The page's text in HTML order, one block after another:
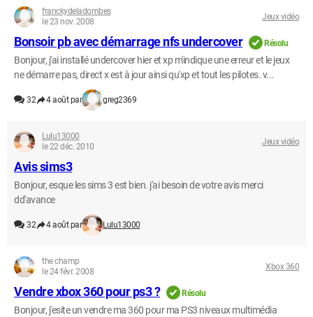
franckydeladombes
le 23 nov. 2008
Jeux vidéo
Bonsoir pb avec démarrage nfs undercover Résolu
Bonjour, j'ai installé undercover hier et xp m'indique une erreur et le jeux
ne démarre pas, direct x est à jour ainsi qu'xp et tout les pilotes. v...
32 4 août par greg2369
Lulu13000
le 22 déc. 2010
Jeux vidéo
Avis sims3
Bonjour, esque les sims 3 est bien. j'ai besoin de votre avis merci
dd'avance
32 4 août par Lulu13000
the champ
le 24 févr. 2008
Xbox 360
Vendre xbox 360 pour ps3 ? Résolu
Bonjour, j'esite un vendre ma 360 pour ma PS3 niveaux multimédia